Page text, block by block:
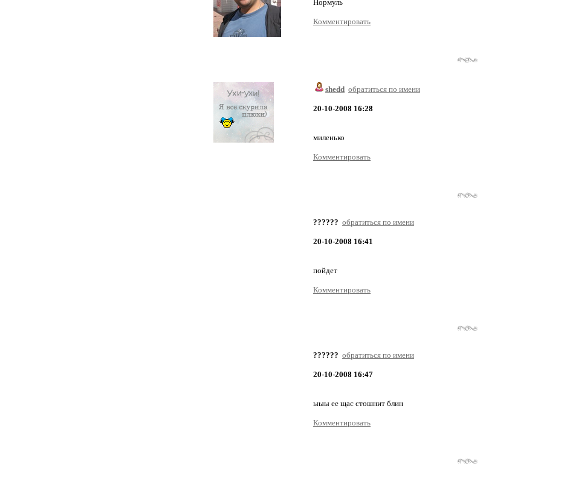
Нормуль
Комментировать
shedd обратиться по имени
20-10-2008 16:28
миленько
Комментировать
?????? обратиться по имени
20-10-2008 16:41
пойдет
Комментировать
?????? обратиться по имени
20-10-2008 16:47
ыыы ее щас стошнит блин
Комментировать